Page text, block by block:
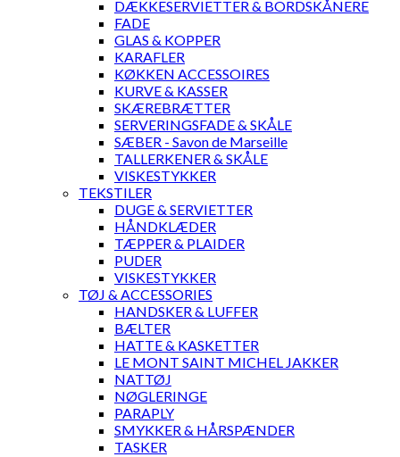
DÆKKESERVIETTER & BORDSKÅNERE
FADE
GLAS & KOPPER
KARAFLER
KØKKEN ACCESSOIRES
KURVE & KASSER
SKÆREBRÆTTER
SERVERINGSFADE & SKÅLE
SÆBER - Savon de Marseille
TALLERKENER & SKÅLE
VISKESTYKKER
TEKSTILER
DUGE & SERVIETTER
HÅNDKLÆDER
TÆPPER & PLAIDER
PUDER
VISKESTYKKER
TØJ & ACCESSORIES
HANDSKER & LUFFER
BÆLTER
HATTE & KASKETTER
LE MONT SAINT MICHEL JAKKER
NATTØJ
NØGLERINGE
PARAPLY
SMYKKER & HÅRSPÆNDER
TASKER